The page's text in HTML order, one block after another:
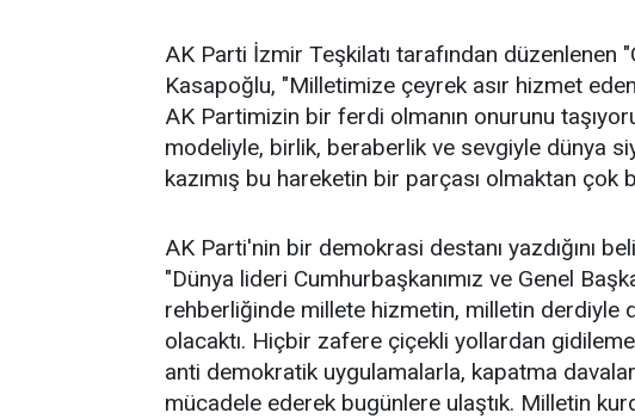
AK Parti İzmir Teşkilatı tarafından düzenlenen
Kasapoğlu, "Milletimize çeyrek asır hizmet
AK Partimizin bir ferdi olmanın onurunu
modeliyle, birlik, beraberlik ve sevgiyle dünya
kazımış bu hareketin bir parçası olmaktan
AK Parti'nin bir demokrasi destanı yazdığını
"Dünya lideri Cumhurbaşkanımız ve Genel
rehberliğinde millete hizmetin, milletin derdiyle
olacaktı. Hiçbir zafere çiçekli yollardan
anti demokratik uygulamalarla, kapatma
mücadele ederek bugünlere ulaştık. Milletin